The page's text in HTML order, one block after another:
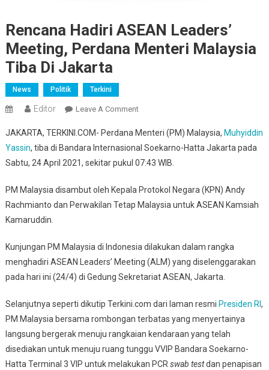
Rencana Hadiri ASEAN Leaders’
Meeting, Perdana Menteri Malaysia
Tiba Di Jakarta
News Politik Terkini
Editor Leave A CommentOn
Hadiri
ASEAN
Leaders’
Perdana
Menteri
Di
Jakarta
JAKARTA, TERKINI.COM- Perdana Menteri (PM) Malaysia, Muhyiddin
Yassin, tiba di Bandara Internasional Soekarno-Hatta Jakarta pada
Sabtu, 24 April 2021, sekitar pukul 07:43 WIB.
PM Malaysia disambut oleh Kepala Protokol Negara (KPN) Andy
Rachmianto dan Perwakilan Tetap Malaysia untuk ASEAN Kamsiah
Kamaruddin.
Kunjungan PM Malaysia di Indonesia dilakukan dalam rangka
menghadiri ASEAN Leaders’ Meeting (ALM) yang diselenggarakan
pada hari ini (24/4) di Gedung Sekretariat ASEAN, Jakarta.
Selanjutnya seperti dikutip Terkini.com dari laman resmi Presiden RI ,
PM Malaysia bersama rombongan terbatas yang menyertainya
langsung bergerak menuju rangkaian kendaraan yang telah
disediakan untuk menuju ruang tunggu VVIP Bandara Soekarno-
Hatta Terminal 3 VIP untuk melakukan PCR swab testdan penapisan